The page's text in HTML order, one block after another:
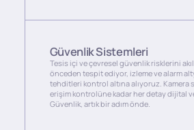
Güvenlik Sistemleri
Tesis içi ve çevresel güvenlik risklerini
önceden tespit ediyor, izleme ve alarm
tehditleri kontrol altına alıyoruz. Kamera
erişim kontrolüne kadar her detay dijital
Güvenlik, artık bir adım önde.